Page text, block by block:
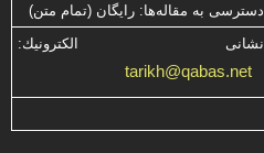
دسترسی به مقاله‌ها: رایگان (تمام متن)
نشانی الكترونیك:
tarikh@qabas.net